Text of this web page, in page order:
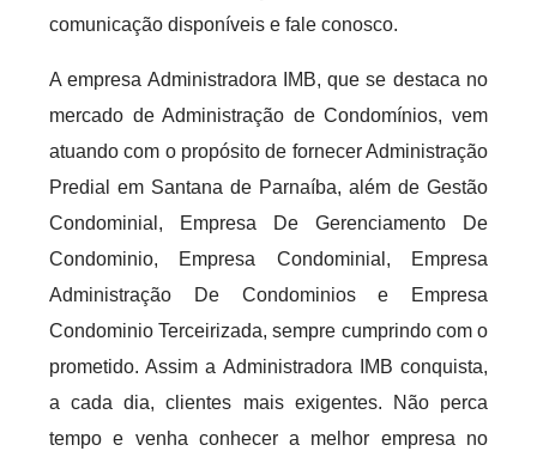
comunicação disponíveis e fale conosco.
A empresa Administradora IMB, que se destaca no
mercado de Administração de Condomínios, vem
atuando com o propósito de fornecer Administração
Predial em Santana de Parnaíba, além de Gestão
Condominial, Empresa De Gerenciamento De
Condominio, Empresa Condominial, Empresa
Administração De Condominios e Empresa
Condominio Terceirizada, sempre cumprindo com o
prometido. Assim a Administradora IMB conquista,
a cada dia, clientes mais exigentes. Não perca
tempo e venha conhecer a melhor empresa no